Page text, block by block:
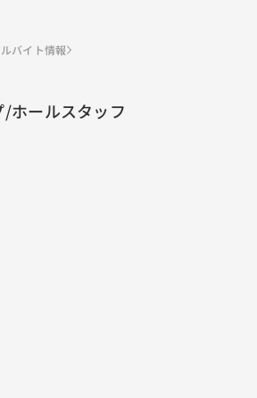
バイト情報
ホールスタッフ